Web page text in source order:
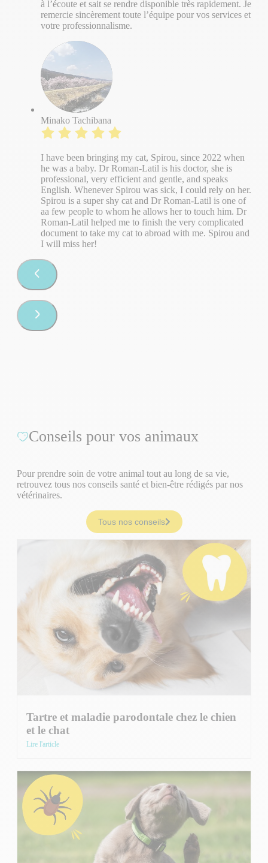
à l’écoute et sait se rendre disponible très rapidement. Je
remercie sincèrement toute l’équipe pour vos services et
votre professionnalisme.
Minako Tachibana
I have been bringing my cat, Spirou, since 2022 when
he was a baby. Dr Roman-Latil is his doctor, she is
professional, very efficient and gentle, and speaks
English. Whenever Spirou was sick, I could rely on her.
Spirou is a super shy cat and Dr Roman-Latil is one of
aa few people to whom he allows her to touch him. Dr
Roman-Latil helped me to finish the very complicated
document to take my cat to abroad with me. Spirou and
I will miss her!
Conseils pour vos animaux
Pour prendre soin de votre animal tout au long de sa vie,
retrouvez tous nos conseils santé et bien-être rédigés par nos
vétérinaires.
Tous nos conseils
Tartre et maladie parodontale chez le chien
et le chat
Lire l'article